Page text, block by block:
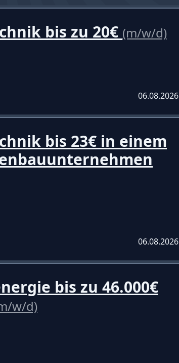
bis zu 20€ (m/w/d)
06.08.2026
bis 23€ in einem
06.08.2026
bis zu 46.000€
w/d)